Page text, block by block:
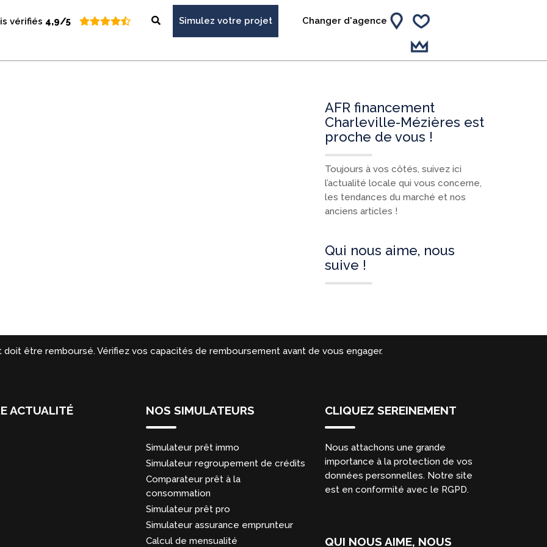
vérifiés 4,9/5 Simulez votre projet Changer d'agence
AFR financement
Charleville-Mézières est
proche de vous !
Toujours à vos côtés, suivez ici
l’actualité locale qui vous concerne,
les tendances du marché et nos
anciens articles !
Qui nous aime, nous
suive !
être remboursé. Vérifiez vos capacités de remboursement avant de vous engager.
ACTUALITÉ NOS SIMULATEURS
Simulateur prêt immo
Simulateur regroupement de crédits
Comparateur prêt à la
consommation
Simulateur prêt pro
Simulateur assurance emprunteur
Calcul de mensualité
CLIQUEZ SEREINEMENT
Nous attachons une grande
importance à la protection de vos
données personnelles. Notre site
est en conformité avec le RGPD.
QUI NOUS AIME, NOUS